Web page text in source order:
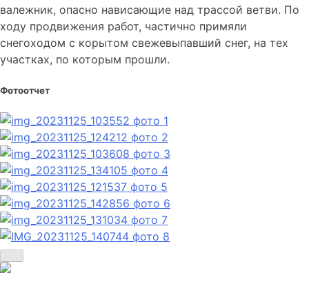
валежник, опасно нависающие над трассой ветви. По
ходу продвижения работ, частично примяли
снегоходом с корытом свежевыпавший снег, на тех
участках, по которым прошли.
Фотоотчет